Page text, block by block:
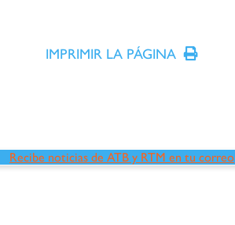
IMPRIMIR LA PÁGINA
Recibe noticias de ATB y RTM en tu correo